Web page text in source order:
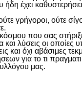
έχει
γρήγοροι, ούτε
που σας
λύσεις οι οποίες
όχι αβάσιμες
για το τι
μας.